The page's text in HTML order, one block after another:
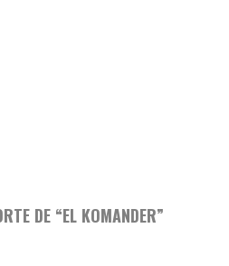
DE “EL KOMANDER”